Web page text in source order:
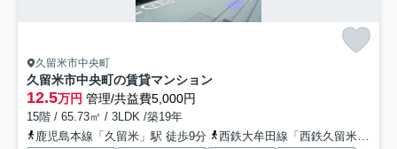
久留米市中央町
久留米市中央町の賃貸マンション
12.5万円 管理/共益費5,000円
15階 / 65.73㎡ / 3LDK /築19年
鹿児島本線「久留米」駅 徒歩9分
西鉄大牟田線「西鉄久留米」駅 徒歩22分